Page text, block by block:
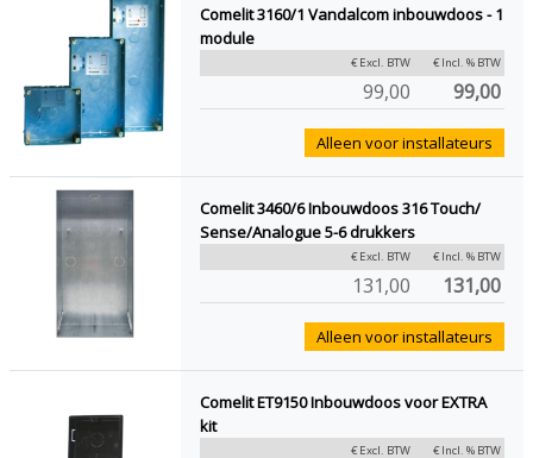
Comelit 3160/1 Vandalcom inbouwdoos - 1
module
€ Excl. BTW € Incl. % BTW
99,00 99,00
Alleen voor installateurs
Comelit 3460/6 Inbouwdoos 316 Touch/
Sense/Analogue 5-6 drukkers
€ Excl. BTW € Incl. % BTW
131,00 131,00
Alleen voor installateurs
Comelit ET9150 Inbouwdoos voor EXTRA
kit
€ Excl. BTW € Incl. % BTW